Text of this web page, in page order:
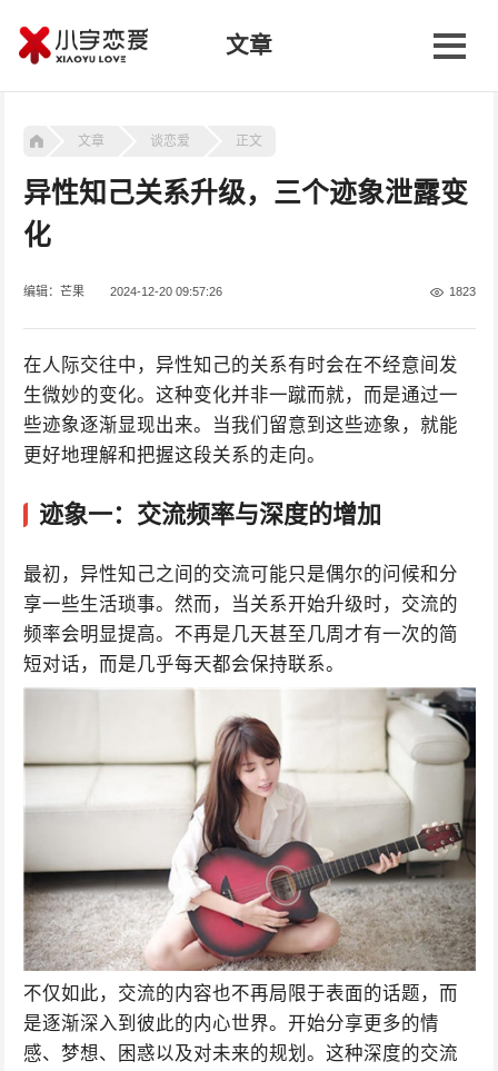
文章
文章 谈恋爱 正文
异性知己关系升级，三个迹象泄露变
化
编辑：芒果 2024-12-20 09:57:26 1823
在人际交往中，异性知己的关系有时会在不经意间发
生微妙的变化。这种变化并非一蹴而就，而是通过一
些迹象逐渐显现出来。当我们留意到这些迹象，就能
更好地理解和把握这段关系的走向。
迹象一：交流频率与深度的增加
最初，异性知己之间的交流可能只是偶尔的问候和分
享一些生活琐事。然而，当关系开始升级时，交流的
频率会明显提高。不再是几天甚至几周才有一次的简
短对话，而是几乎每天都会保持联系。
不仅如此，交流的内容也不再局限于表面的话题，而
是逐渐深入到彼此的内心世界。开始分享更多的情
感、梦想、困惑以及对未来的规划。这种深度的交流